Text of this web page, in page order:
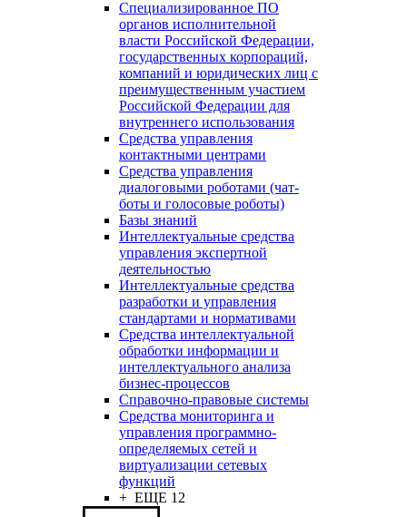
Специализированное ПО
органов исполнительной
власти Российской Федерации,
государственных корпораций,
компаний и юридических лиц с
преимущественным участием
Российской Федерации для
внутреннего использования
Средства управления
контактными центрами
Средства управления
диалоговыми роботами (чат-
боты и голосовые роботы)
Базы знаний
Интеллектуальные средства
управления экспертной
деятельностью
Интеллектуальные средства
разработки и управления
стандартами и нормативами
Средства интеллектуальной
обработки информации и
интеллектуального анализа
бизнес-процессов
Справочно-правовые системы
Средства мониторинга и
управления программно-
определяемых сетей и
виртуализации сетевых
функций
+ ЕЩЕ 12